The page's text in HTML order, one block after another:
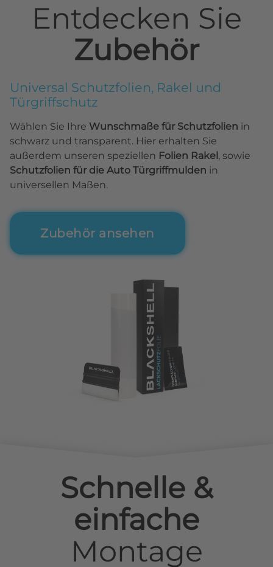
Entdecken Sie
Zubehör
Universal Schutzfolien, Rakel und
Türgriffschutz
Wählen Sie Ihre Wunschmaße für Schutzfolien in
schwarz und transparent. Hier erhalten Sie
außerdem unseren speziellen Folien Rakel , sowie
Schutzfolien für die Auto Türgriffmulden in
universellen Maßen.
Zubehör ansehen
Schnelle &
einfache
Montage